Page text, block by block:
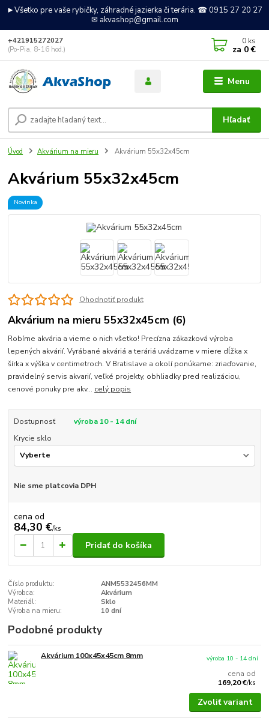
►Všetko pre vaše rybičky, záhradné jazierka či terária. ☎ 0915 27 20 27
✉ akvashop@gmail.com
Menu
Hľadať
+421915272027
(Po-Pia, 8-16 hod.)
0 ks
za 0 €
Úvod Akvárium na mieru Akvárium 55x32x45cm
Akvárium 55x32x45cm
Novinka
Ohodnotiť produkt
Akvárium na mieru 55x32x45cm (6)
Robíme akvária a vieme o nich všetko! Precízna zákazková výroba
lepených akvárií. Vyrábané akváriá a teráriá uvádzame v miere dĺžka x
šírka x výška v centimetroch. V Bratislave a okolí ponúkame: zriaďovanie,
pravidelný servis akvarií, veľké projekty, obhliadky pred realizáciou,
cenové ponuky pre akv... celý popis
Dostupnosť
výroba 10 - 14 dní
Krycie sklo
Nie sme platcovia DPH
cena od
84,30 €/ks
Pridať do košíka
Číslo produktu:
ANM5532456MM
Výrobca:
Akvárium
Materiál:
Sklo
Výroba na mieru:
10 dní
Podobné produkty
Akvárium 100x45x45cm 8mm
cena od
169,20 €/ks
výroba 10 - 14 dní
Zvoliť variant